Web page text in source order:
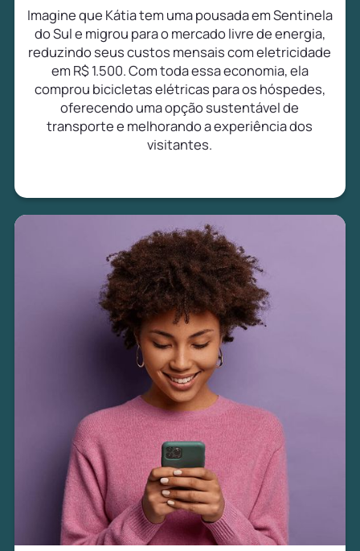
Imagine que Kátia tem uma pousada em Sentinela
do Sul e migrou para o mercado livre de energia,
reduzindo seus custos mensais com eletricidade
em R$ 1.500. Com toda essa economia, ela
comprou bicicletas elétricas para os hóspedes,
oferecendo uma opção sustentável de
transporte e melhorando a experiência dos
visitantes.